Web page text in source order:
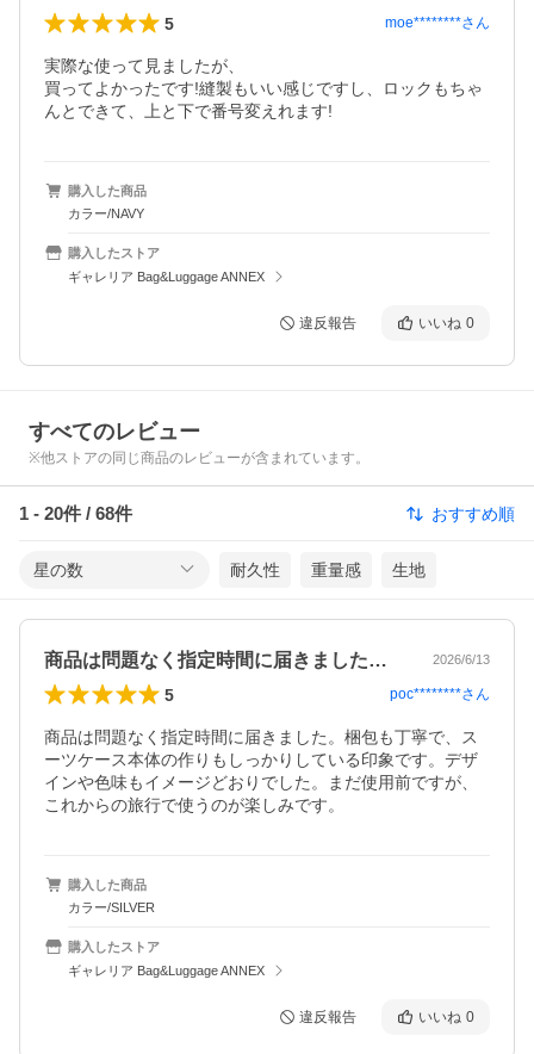
5 moe********さん
実際な使って見ましたが、
買ってよかったです!縫製もいい感じですし、ロックもちゃ
購入した商品
カラー/NAVY
購入したストア
ギャレリア Bag&Luggage ANNEX
違反報告 いいね 0
すべてのレビュー
※他ストアの同じ商品のレビューが含まれています。
1 - 20件 / 68件 おすすめ順
星の数 耐久性 重量感 生地
商品は問題なく指定時間に届きました。梱… 2026/6/13
5 poc********さん
商品は問題なく指定時間に届きました。梱包も丁寧で、ス
ーツケース本体の作りもしっかりしている印象です。デザ
インや色味もイメージどおりでした。まだ使用前ですが、
これからの旅行で使うのが楽しみです。
購入した商品
カラー/SILVER
購入したストア
ギャレリア Bag&Luggage ANNEX
違反報告 いいね 0